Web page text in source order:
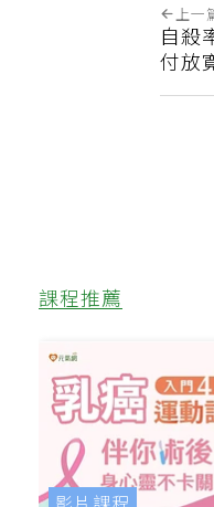
上一
自殺
付放
課程推薦